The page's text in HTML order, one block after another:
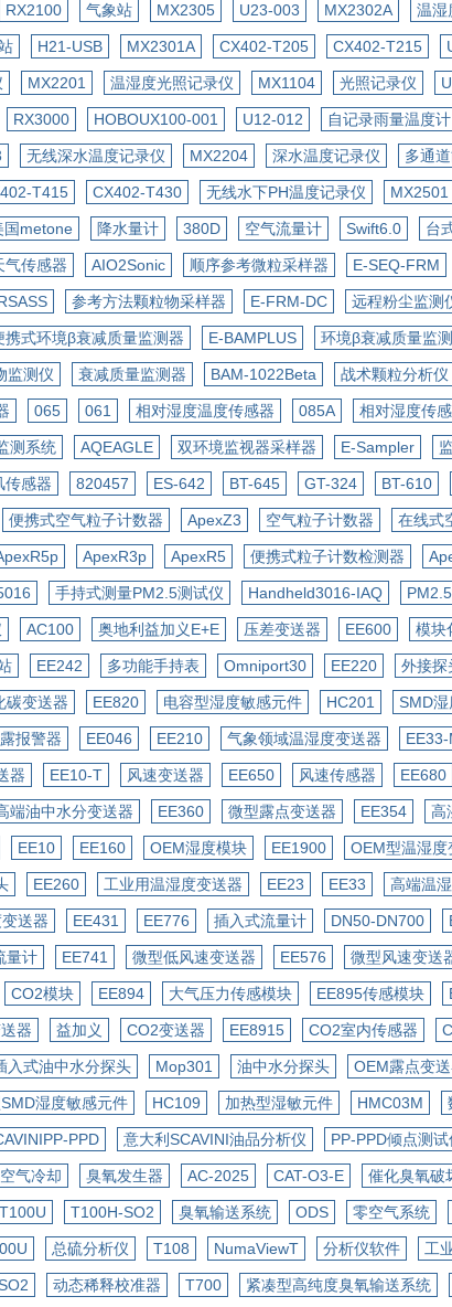
RX2100 气象站 MX2305 U23-003 MX2302A 温湿
H21-USB MX2301A CX402-T205 CX402-T215
MX2201 温湿度光照记录仪 MX1104 光照记录仪
RX3000 HOBOUX100-001 U12-012 自记录雨量温度计
无线深水温度记录仪 MX2204 深水温度记录仪 多通
T415 CX402-T430 无线水下PH温度记录仪 MX2501
国metone 降水量计 380D 空气流量计 Swift6.0 台
气传感器 AIO2Sonic 顺序参考微粒采样器 E-SEQ-FRM
参考方法颗粒物采样器 E-FRM-DC 远程粉尘监测
携式环境β衰减质量监测器 E-BAMPLUS 环境β衰减质量监
监测仪 衰减质量监测器 BAM-1022Beta 战术颗粒分析仪
065 061 相对湿度温度传感器 085A 相对湿度传
测系统 AQEAGLE 双环境监视器采样器 E-Sampler
传感器 820457 ES-642 BT-645 GT-324 BT-610
便携式空气粒子计数器 ApexZ3 空气粒子计数器 在线式
ApexR3p ApexR5 便携式粒子计数检测器
手持式测量PM2.5测试仪 Handheld3016-IAQ
AC100 奥地利益加义E+E 压差变送器 EE600 模块
EE242 多功能手持表 Omniport30 EE220 外接探
碳变送器 EE820 电容型湿度敏感元件 HC201 SMD
报警器 EE046 EE210 气象领域温湿度变送器 EE33-
器 EE10-T 风速变送器 EE650 风速传感器 EE680
端油中水分变送器 EE360 微型露点变送器 EE354 高
EE10 EE160 OEM湿度模块 EE1900 OEM型温湿度
EE260 工业用温湿度变送器 EE23 EE33 高端温
送器 EE431 EE776 插入式流量计 DN50-DN700
量计 EE741 微型低风速变送器 EE576 微型风速变送
CO2模块 EE894 大气压力传感模块 EE895传感模块
器 益加义 CO2变送器 EE8915 CO2室内传感器
入式油中水分探头 Mop301 油中水分探头 OEM露点变
湿度敏感元件 HC109 加热型湿敏元件 HMC03M
PPD 意大利SCAVINI油品分析仪 PP-PPD倾点测试
空气冷却 臭氧发生器 AC-2025 CAT-O3-E 催化臭氧破
T100U T100H-SO2 臭氧输送系统 ODS 零空气系统
总硫分析仪 T108 NumaViewT 分析仪软件 工
动态稀释校准器 ​T700 紧凑型高纯度臭氧输送系统